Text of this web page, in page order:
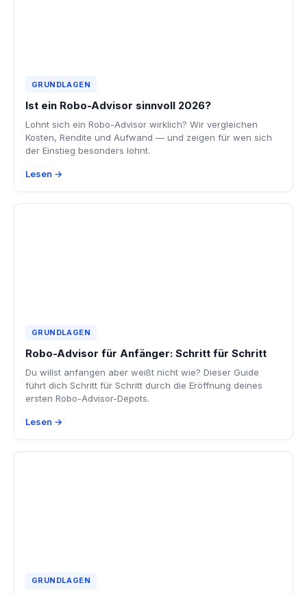
GRUNDLAGEN
Ist ein Robo-Advisor sinnvoll 2026?
Lohnt sich ein Robo-Advisor wirklich? Wir vergleichen
Kosten, Rendite und Aufwand — und zeigen für wen sich
der Einstieg besonders lohnt.
Lesen →
GRUNDLAGEN
Robo-Advisor für Anfänger: Schritt für Schritt
Du willst anfangen aber weißt nicht wie? Dieser Guide
führt dich Schritt für Schritt durch die Eröffnung deines
ersten Robo-Advisor-Depots.
Lesen →
GRUNDLAGEN